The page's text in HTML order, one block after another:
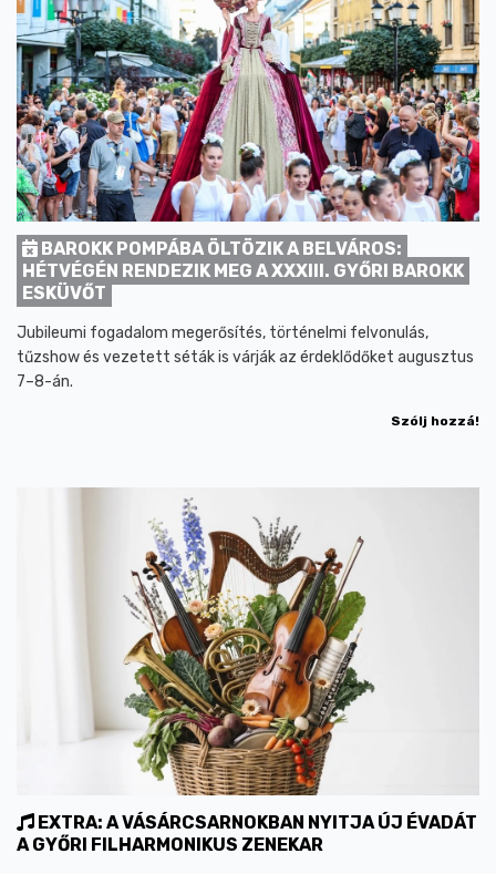
BAROKK POMPÁBA ÖLTÖZIK A BELVÁROS:
HÉTVÉGÉN RENDEZIK MEG A XXXIII. GYŐRI BAROKK
ESKÜVŐT
Jubileumi fogadalom megerősítés, történelmi felvonulás,
tűzshow és vezetett séták is várják az érdeklődőket augusztus
7–8-án.
Szólj hozzá!
EXTRA: A VÁSÁRCSARNOKBAN NYITJA ÚJ ÉVADÁT
A GYŐRI FILHARMONIKUS ZENEKAR